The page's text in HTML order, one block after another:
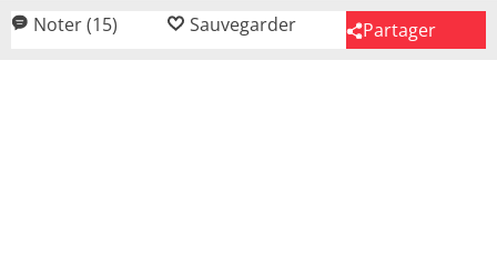
d'une onctueuse sauce à la viande parfumée aux herbes
fraîches et sont recouvertes d'une croûte dorée et
Noter (15) Sauvegarder Partager